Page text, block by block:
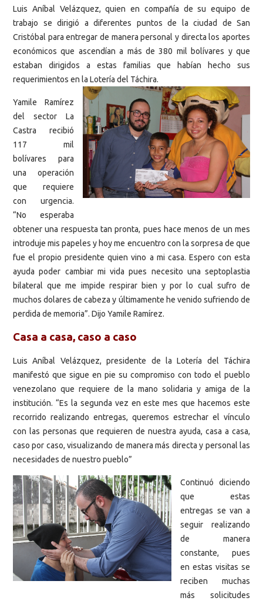
Luis Aníbal Velázquez, quien en compañía de su equipo de
trabajo se dirigió a diferentes puntos de la ciudad de San
Cristóbal para entregar de manera personal y directa los aportes
económicos que ascendían a más de 380 mil bolívares y que
estaban dirigidos a estas familias que habían hecho sus
requerimientos en la Lotería del Táchira.
Yamile Ramírez
del sector La
Castra recibió
117 mil
bolívares para
una operación
que requiere
con urgencia.
“No esperaba
obtener una respuesta tan pronta, pues hace menos de un mes
introduje mis papeles y hoy me encuentro con la sorpresa de que
fue el propio presidente quien vino a mi casa. Espero con esta
ayuda poder cambiar mi vida pues necesito una septoplastia
bilateral que me impide respirar bien y por lo cual sufro de
muchos dolares de cabeza y últimamente he venido sufriendo de
perdida de memoria”. Dijo Yamile Ramírez.
Casa a casa, caso a caso
Luis Aníbal Velázquez, presidente de la Lotería del Táchira
manifestó que sigue en pie su compromiso con todo el pueblo
venezolano que requiere de la mano solidaria y amiga de la
institución. “Es la segunda vez en este mes que hacemos este
recorrido realizando entregas, queremos estrechar el vínculo
con las personas que requieren de nuestra ayuda, casa a casa,
caso por caso, visualizando de manera más directa y personal las
necesidades de nuestro pueblo”
Continuó diciendo
que estas
entregas se van a
seguir realizando
de manera
constante, pues
en estas visitas se
reciben muchas
más solicitudes